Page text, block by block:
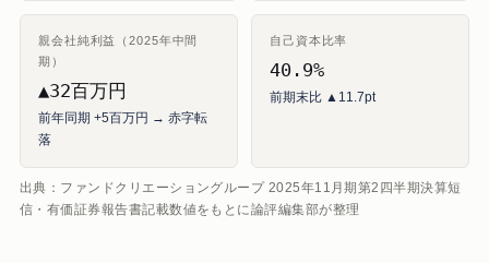
親会社純利益（2025年中間
期）
▲32百万円
前年同期 +5百万円 → 赤字転
落
自己資本比率
40.9%
前期末比 ▲11.7pt
出典：ファンドクリエーショングループ 2025年11月期第2四半期決算短
信・有価証券報告書記載数値をもとに論評編集部が整理